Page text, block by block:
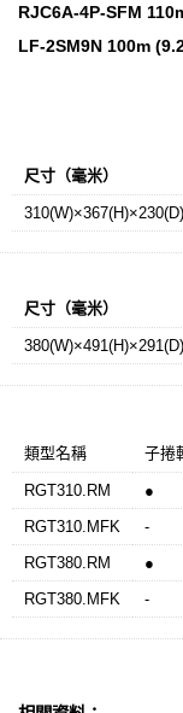
RJC6A-4P-SFM
LF-2SM9N 100m
尺寸（毫米）
310(W)×367(H)×230(D)
尺寸（毫米）
380(W)×491(H)×291(D)
類型名稱 子捲
RGT310.RM ●
RGT310.MFK
-
RGT380.RM
●
RGT380.MFK
-